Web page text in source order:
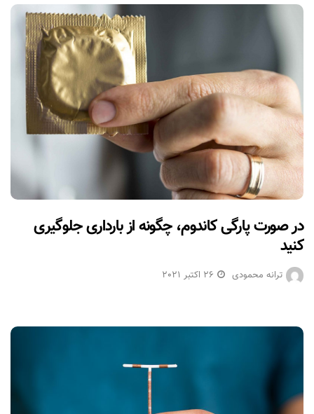
در صورت پارگی کاندوم، چگونه از بارداری جلوگیری
کنید
ترانه محمودی 26 اکتبر 2021